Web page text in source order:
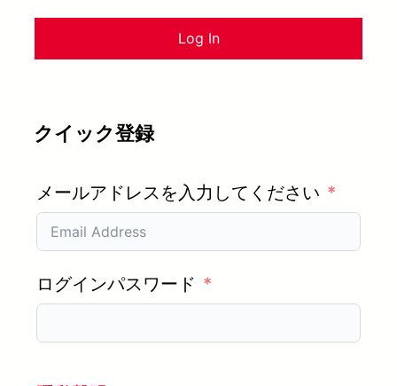
クイック登録
メールアドレスを入力してください
ログインパスワード